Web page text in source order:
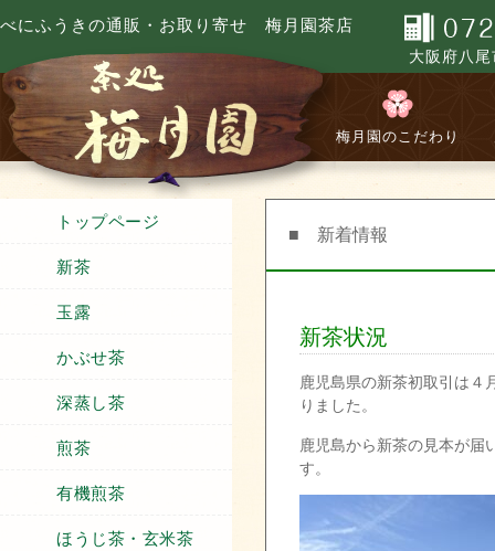
べにふうきの通販・お取り寄せ 梅月園茶店
大阪府八
梅月園のこだわり
トップページ
新茶
玉露
かぶせ茶
深蒸し茶
煎茶
有機煎茶
ほうじ茶・玄米茶
■ 新着情報
新茶状況
鹿児島県の新茶初取引は４
りました。
鹿児島から新茶の見本が届
す。